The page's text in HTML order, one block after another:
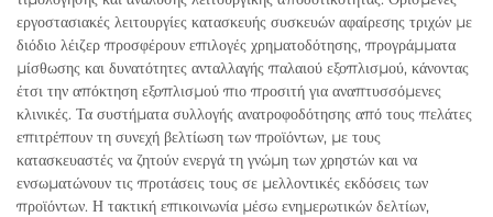
εργοστασιακές λειτουργίες κατασκευής συσκευών αφαίρεσης τριχών με
διόδιο λέιζερ προσφέρουν επιλογές χρηματοδότησης, προγράμματα
μίσθωσης και δυνατότητες ανταλλαγής παλαιού εξοπλισμού, κάνοντας
έτσι την απόκτηση εξοπλισμού πιο προσιτή για αναπτυσσόμενες
κλινικές. Τα συστήματα συλλογής ανατροφοδότησης από τους πελάτες
επιτρέπουν τη συνεχή βελτίωση των προϊόντων, με τους
κατασκευαστές να ζητούν ενεργά τη γνώμη των χρηστών και να
ενσωματώνουν τις προτάσεις τους σε μελλοντικές εκδόσεις των
προϊόντων. Η τακτική επικοινωνία μέσω ενημερωτικών δελτίων,